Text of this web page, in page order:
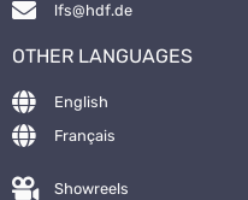
lfs@hdf.de
OTHER LANGUAGES
English
Français
Showreels